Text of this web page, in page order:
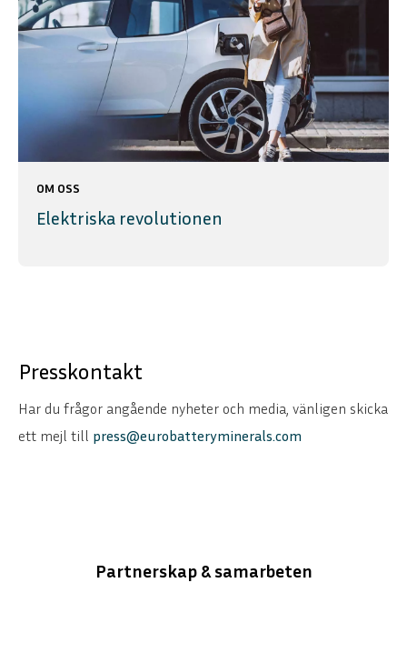
OM OSS
Elektriska revolutionen
Presskontakt
Har du frågor angående nyheter och media, vänligen skicka
ett mejl till press@eurobatteryminerals.com
Partnerskap & samarbeten